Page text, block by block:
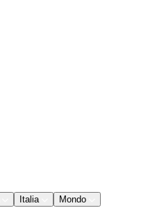
Italia
Mondo